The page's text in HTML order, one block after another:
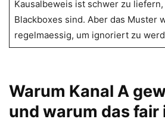
Kausalbeweis ist schwer zu
Blackboxes sind. Aber das Muster
regelmaessig, um ignoriert zu
Warum Kanal A
und warum das fair